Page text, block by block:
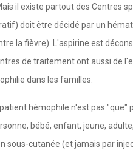
il existe partout des Centres
doit être décidé par un
la fièvre). L'aspirine est
de traitement ont aussi de
dans les familles.
patient hémophile n'est pas
bébé, enfant, jeune,
sous-cutanée (et jamais par